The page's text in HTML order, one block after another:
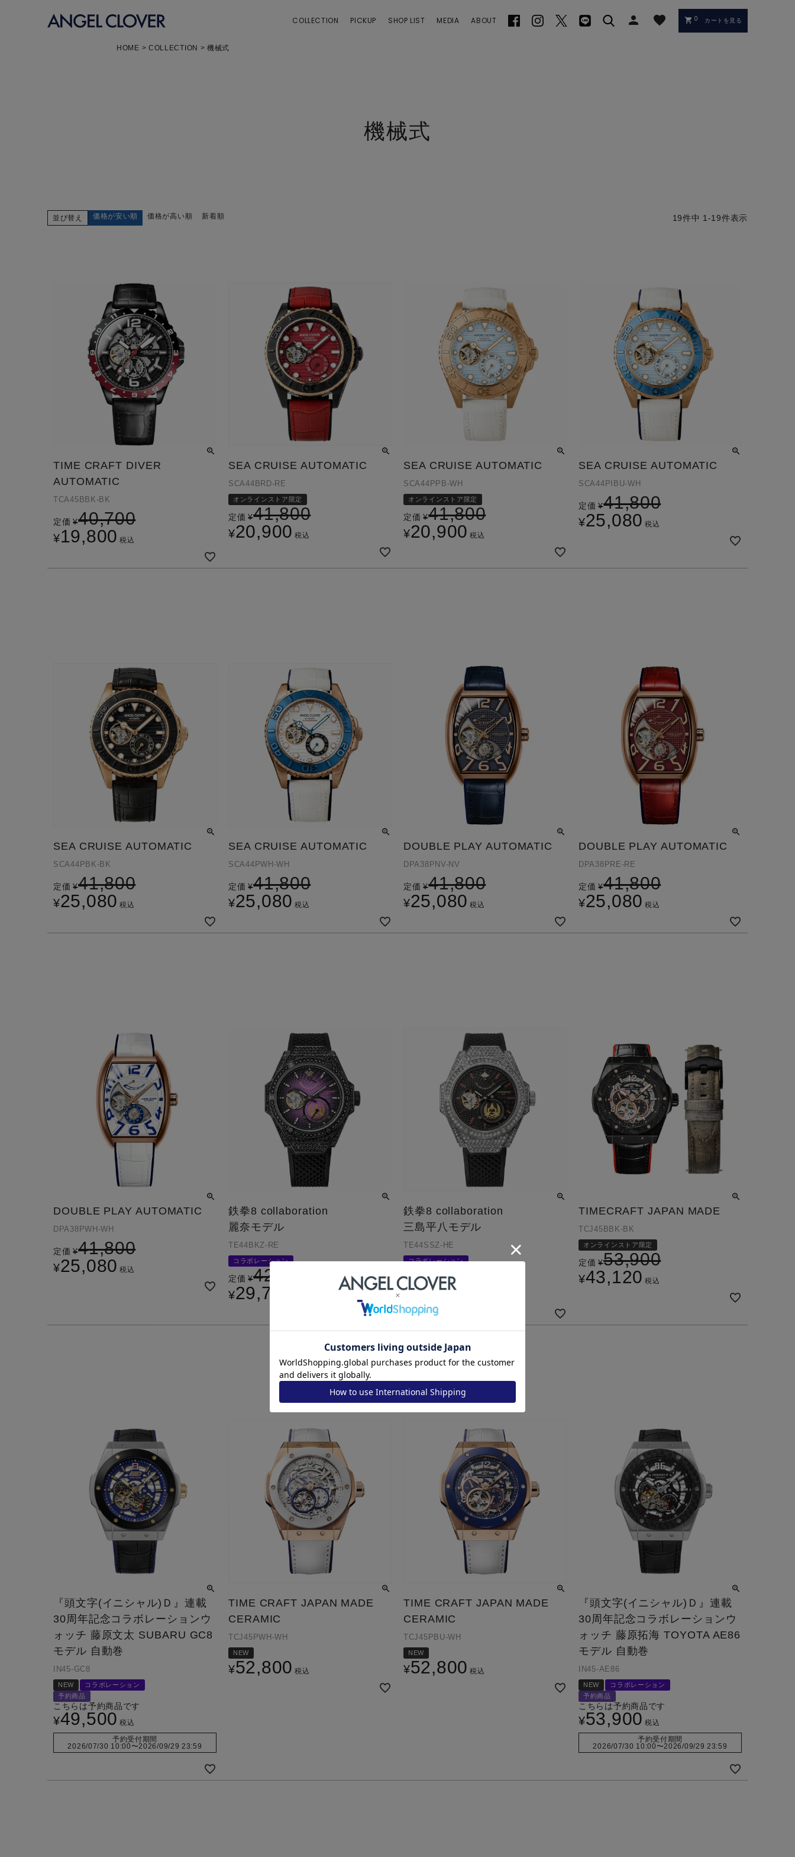
エンジェルクローバー | ANGEL CLOVER
COLLECTION PICKUP SHOP LIST MEDIA ABOUT person favorite shopping_cart 0 カートを見る
HOME COLLECTION 機械式
機械式
並び替え 価格が安い順 価格が高い順 新着順 19件中 1 -19件表示
TIME CRAFT DIVER
AUTOMATIC
TCA45BBK-BK
定価 ¥40,700
¥19,800 税込
SEA CRUISE AUTOMATIC
SCA44BRD-RE
オンラインストア限定
定価 ¥41,800
¥20,900 税込
SEA CRUISE AUTOMATIC
SCA44PPB-WH
オンラインストア限定
定価 ¥41,800
¥20,900 税込
SEA CRUISE AUTOMATIC
SCA44PIBU-WH
定価 ¥41,800
¥25,080 税込
SEA CRUISE AUTOMATIC
SCA44PBK-BK
定価 ¥41,800
¥25,080 税込
SEA CRUISE AUTOMATIC
SCA44PWH-WH
定価 ¥41,800
¥25,080 税込
DOUBLE PLAY AUTOMATIC
DPA38PNV-NV
定価 ¥41,800
¥25,080 税込
DOUBLE PLAY AUTOMATIC
DPA38PRE-RE
定価 ¥41,800
¥25,080 税込
DOUBLE PLAY AUTOMATIC
DPA38PWH-WH
定価 ¥41,800
¥25,080 税込
鉄拳8 collaboration
麗奈モデル
TE44BKZ-RE
コラボレーション
定価 ¥42,900
¥29,700
鉄拳8 collaboration
三島平八モデル
TE44SSZ-HE
コラボレーション
定価 ¥42,900
29,700
TIMECRAFT JAPAN MADE
TCJ45BBK-BK
オンラインストア限定
定価 ¥53,900
¥43,120 税込
『頭文字(イニシャル)Ｄ』連載
30周年記念コラボレーションウ
ォッチ 藤原文太 SUBARU GC8
モデル 自動巻
IN45-GC8
NEW
コラボレーション
予約商品
こちらは予約商品です
¥49,500 税込
予約受付期間
2026/07/30 10:00 〜2026/09/29 23:59
TIME CRAFT JAPAN MADE
CERAMIC
TCJ45PWH-WH
NEW
¥52,800 税込
TIME CRAFT JAPAN MADE
CERAMIC
TCJ45PBU-WH
NEW
¥52,800 税込
『頭文字(イニシャル)Ｄ』連載
30周年記念コラボレーションウ
ォッチ 藤原拓海 TOYOTA AE86
モデル 自動巻
IN45-AE86
NEW
コラボレーション
予約商品
こちらは予約商品です
¥53,900 税込
予約受付期間
2026/07/30 10:00 〜2026/09/29 23:59